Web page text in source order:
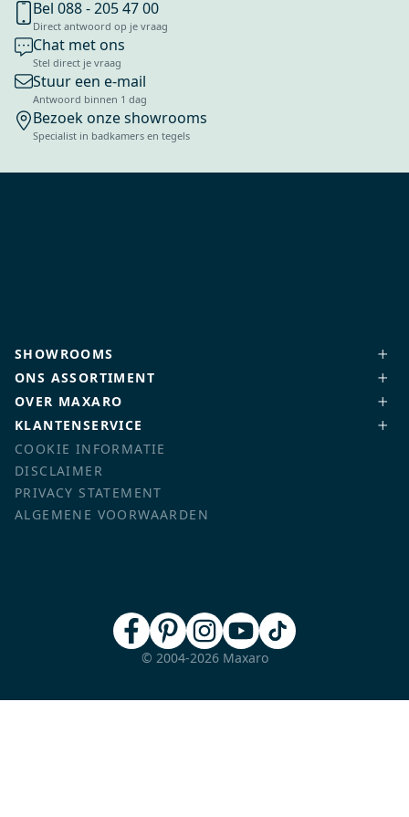
Bel 088 - 205 47 00
Direct antwoord op je vraag
Chat met ons
Stel direct je vraag
Stuur een e-mail
Antwoord binnen 1 dag
Bezoek onze showrooms
Specialist in badkamers en tegels
SHOWROOMS
ONS ASSORTIMENT
OVER MAXARO
KLANTENSERVICE
COOKIE INFORMATIE
DISCLAIMER
PRIVACY STATEMENT
ALGEMENE VOORWAARDEN
© 2004-2026 Maxaro